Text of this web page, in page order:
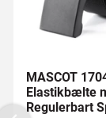
MASCOT
Elastikbælte
Regulerbart